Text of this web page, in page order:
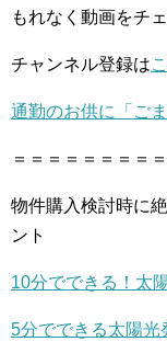
もれなく動画をチ
チャンネル登録は
通勤のお供に「ごま
＝＝＝＝＝＝＝＝
物件購入検討時に
ント
10分でできる！太
5分でできる太陽光